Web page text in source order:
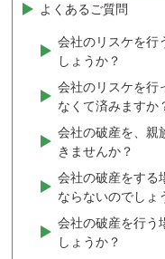
よくあるご質問
会社のリスケを行
しょうか？
会社のリスケを行
なくて済みますか
会社の破産を、親
きませんか？
会社の破産をする
ならないのでしょ
会社の破産を行う
しょうか？